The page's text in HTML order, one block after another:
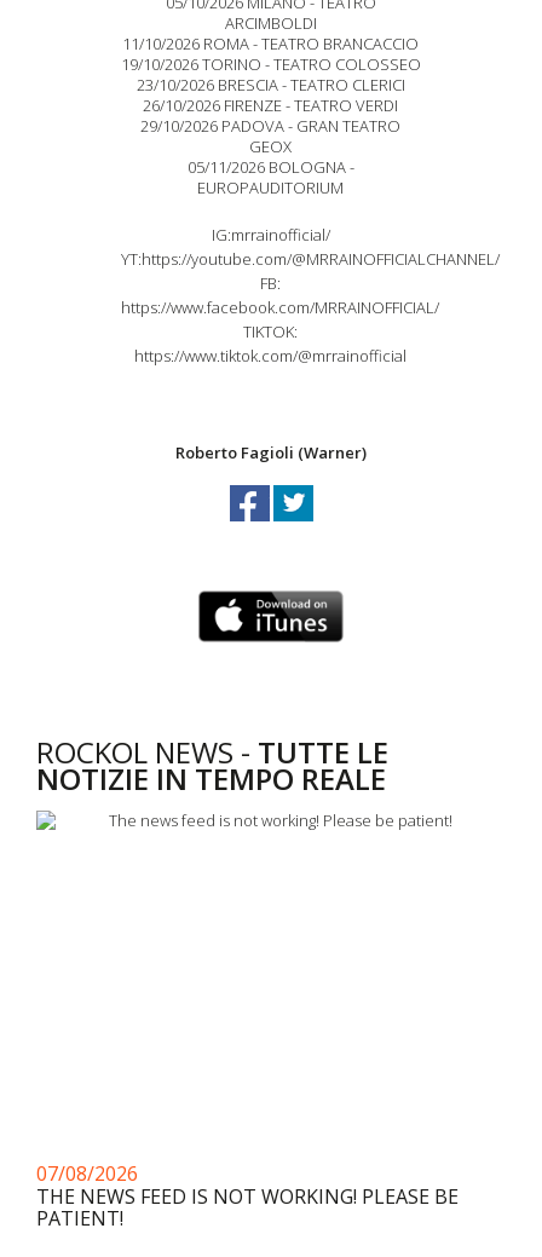
ARCIMBOLDI
11/10/2026 ROMA - TEATRO BRANCACCIO
19/10/2026 TORINO - TEATRO COLOSSEO
23/10/2026 BRESCIA - TEATRO CLERICI
26/10/2026 FIRENZE - TEATRO VERDI
29/10/2026 PADOVA - GRAN TEATRO
GEOX
05/11/2026 BOLOGNA -
EUROPAUDITORIUM
IG:mrrainofficial/
YT:https://youtube.com/@MRRAINOFFICIALCHANNEL/
FB:
https://www.facebook.com/MRRAINOFFICIAL/
TIKTOK:
https://www.tiktok.com/@mrrainofficial
Roberto Fagioli (Warner)
ROCKOL NEWS - TUTTE LE
NOTIZIE IN TEMPO REALE
07/08/2026
THE NEWS FEED IS NOT WORKING! PLEASE BE
PATIENT!